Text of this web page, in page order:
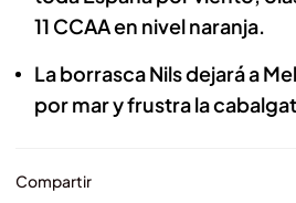
11 CCAA en nivel naranja.
La borrasca Nils dejará a
por mar y frustra la
Compartir